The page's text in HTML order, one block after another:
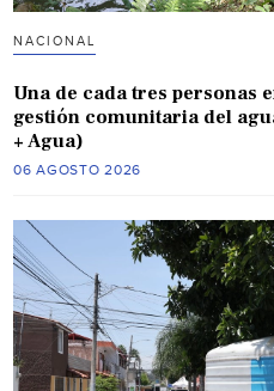
NACIONAL
Una de cada tres personas
gestión comunitaria del
+ Agua)
06 AGOSTO 2026